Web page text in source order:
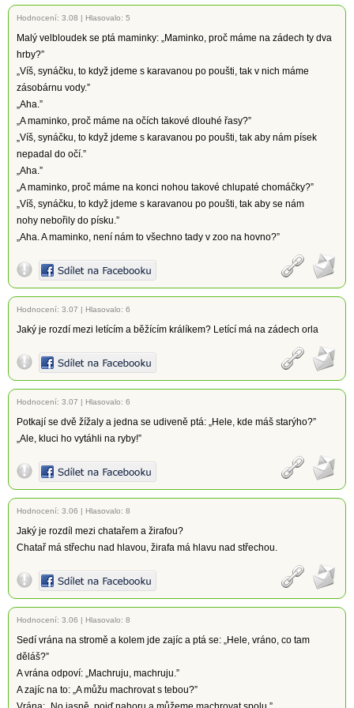
Hodnocení: 3.08 | Hlasovalo: 5
Malý velbloudek se ptá maminky: „Maminko, proč máme na zádech ty dva
hrby?”
„Víš, synáčku, to když jdeme s karavanou po poušti, tak v nich máme
zásobárnu vody.”
„Aha.”
„A maminko, proč máme na očích takové dlouhé řasy?”
„Víš, synáčku, to když jdeme s karavanou po poušti, tak aby nám písek
nepadal do očí.”
„Aha.”
„A maminko, proč máme na konci nohou takové chlupaté chomáčky?”
„Víš, synáčku, to když jdeme s karavanou po poušti, tak aby se nám
nohy nebořily do písku.”
„Aha. A maminko, není nám to všechno tady v zoo na hovno?”
Hodnocení: 3.07 | Hlasovalo: 6
Jaký je rozdí mezi letícím a běžícím králíkem? Letící má na zádech orla
Hodnocení: 3.07 | Hlasovalo: 6
Potkají se dvě žížaly a jedna se udiveně ptá: „Hele, kde máš starýho?”
„Ale, kluci ho vytáhli na ryby!”
Hodnocení: 3.06 | Hlasovalo: 8
Jaký je rozdíl mezi chatařem a žirafou?
Chatař má střechu nad hlavou, žirafa má hlavu nad střechou.
Hodnocení: 3.06 | Hlasovalo: 8
Sedí vrána na stromě a kolem jde zajíc a ptá se: „Hele, vráno, co tam
děláš?”
A vrána odpoví: „Machruju, machruju.”
A zajíc na to: „A můžu machrovat s tebou?”